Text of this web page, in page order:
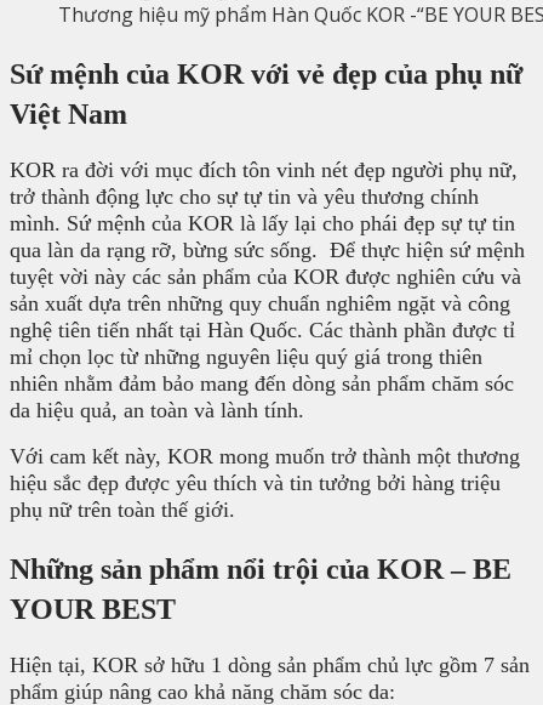
Thương hiệu mỹ phẩm Hàn Quốc KOR -“BE YOUR
Sứ mệnh của KOR với vẻ đẹp của phụ nữ
Việt Nam
KOR ra đời với mục đích tôn vinh nét đẹp người phụ nữ,
trở thành động lực cho sự tự tin và yêu thương chính
mình. Sứ mệnh của KOR là lấy lại cho phái đẹp sự tự tin
qua làn da rạng rỡ, bừng sức sống. Để thực hiện sứ mệnh
tuyệt vời này các sản phẩm của KOR được nghiên cứu và
sản xuất dựa trên những quy chuẩn nghiêm ngặt và công
nghệ tiên tiến nhất tại Hàn Quốc. Các thành phần được tỉ
mỉ chọn lọc từ những nguyên liệu quý giá trong thiên
nhiên nhằm đảm bảo mang đến dòng sản phẩm chăm sóc
da hiệu quả, an toàn và lành tính.
Với cam kết này, KOR mong muốn trở thành một thương
hiệu sắc đẹp được yêu thích và tin tưởng bởi hàng triệu
phụ nữ trên toàn thế giới.
Những sản phẩm nổi trội của KOR – BE
YOUR BEST
Hiện tại, KOR sở hữu 1 dòng sản phẩm chủ lực gồm 7 sản
phẩm giúp nâng cao khả năng chăm sóc da: